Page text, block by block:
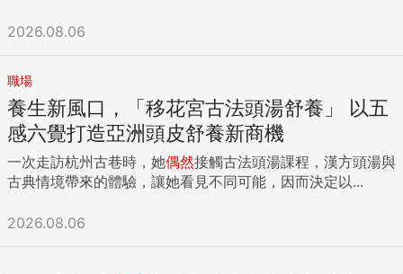
技巧獲得顯著提升，也很快地打通職場人脈，花了五個月即成
以得到正比收穫，我覺得這就不叫挑戰」，她完全甘之如飴迎
接各種挑戰，把層層關卡當成克服心魔的試煉機會。 所以邱鈺
蓓強調「你怎麼想很重要！」如同玫琳凱屹立六十年，仍不斷
思考創新轉型，除了提供低門檻創業機會，還研發可無償使用
的APP、線上商城等完整服務系統，甚至疫情期間每個月依舊
推出新品，讓每一位經營者能夠跟著與時俱進，靠著累積智慧
品牌商譽值得信賴之外，免費的培訓制度跟重視樂施精神的企
業文化堪稱同業之最，特別是她經常達成階段目標，每年被招
2026.08.06
職場
養生新風口，「移花宮古法頭湯舒養」 以五
感六覺打造亞洲頭皮舒養新商機
一次走訪杭州古巷時，她偶然接觸古法頭湯課程，漢方頭湯與
古典情境帶來的體驗，讓她看見不同可能，因而決定以...
2026.08.06